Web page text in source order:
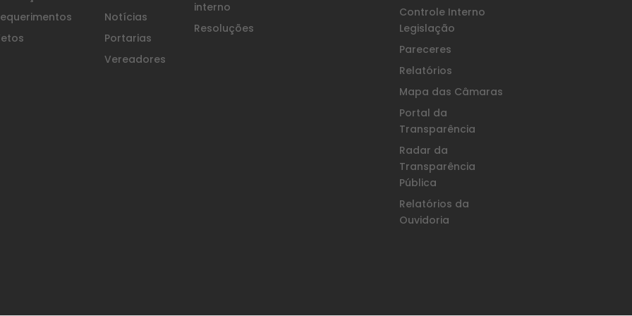
Notícias
Portarias
Vereadores
interno
Resoluções
Controle Interno
Legislação
Pareceres
Relatórios
Mapa das Câmaras
Portal da
Transparência
Radar da
Transparência
Pública
Relatórios da
Ouvidoria